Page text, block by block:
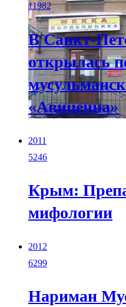
11982
В Санкт-
открылась
«Авиценна»
2011
5246
Крым:
мифологии
2012
6299
Нариман